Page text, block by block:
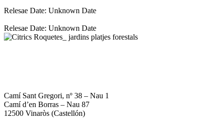
Relesae Date: Unknown Date
Relesae Date: Unknown Date
Camí Sant Gregori, nº 38 – Nau 1
Camí d’en Borras – Nau 87
12500 Vinaròs (Castellón)